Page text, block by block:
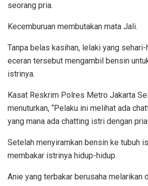
seorang pria.
Kecemburuan membutakan mata Jali.
Tanpa belas kasihan, lelaki yang
eceran tersebut mengambil bensin
istrinya.
Kasat Reskrim Polres Metro Jakarta
menuturkan, “Pelaku ini melihat ada
yang mana ada chatting istri dengan pria
Setelah menyiramkan bensin ke tubuh
membakar istrinya hidup-hidup.
Anie yang terbakar berusaha melarikan